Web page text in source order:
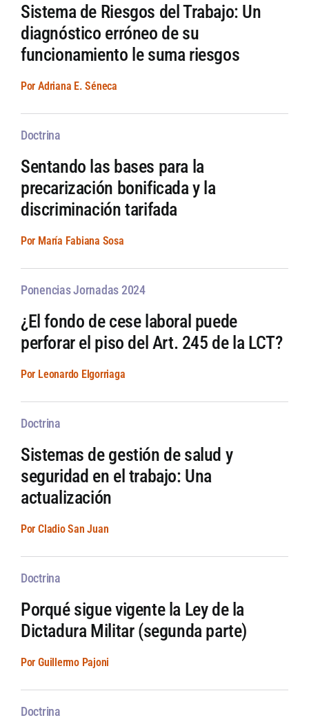
Sistema de Riesgos del Trabajo: Un
diagnóstico erróneo de su
funcionamiento le suma riesgos
Por Adriana E. Séneca
Doctrina
Sentando las bases para la
precarización bonificada y la
discriminación tarifada
Por María Fabiana Sosa
Ponencias Jornadas 2024
¿El fondo de cese laboral puede
perforar el piso del Art. 245 de la LCT?
Por Leonardo Elgorriaga
Doctrina
Sistemas de gestión de salud y
seguridad en el trabajo: Una
actualización
Por Cladio San Juan
Doctrina
Porqué sigue vigente la Ley de la
Dictadura Militar (segunda parte)
Por Guillermo Pajoni
Doctrina